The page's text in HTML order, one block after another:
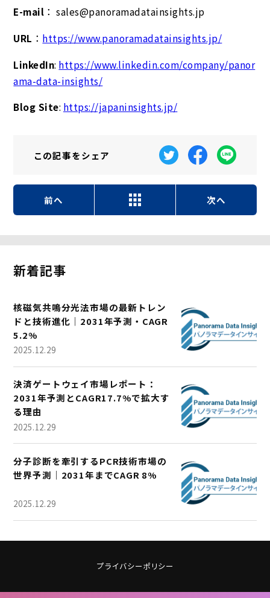
E-mail ： sales@panoramadatainsights.jp
URL ： https://www.panoramadatainsights.jp/
LinkedIn: https://www.linkedin.com/company/panor
ama-data-insights/
Blog Site: https://japaninsights.jp/
この記事をシェア
前へ 次へ
新着記事
核磁気共鳴分光法市場の最新トレン
ドと技術進化｜2031年予測・CAGR
5.2%
2025.12.29
決済ゲートウェイ市場レポート：
2031年予測とCAGR17.7%で拡大す
る理由
2025.12.29
分子診断を牽引するPCR技術市場の
世界予測｜2031年までCAGR 8%
2025.12.29
プライバシーポリシー